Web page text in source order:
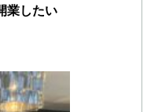
業したい